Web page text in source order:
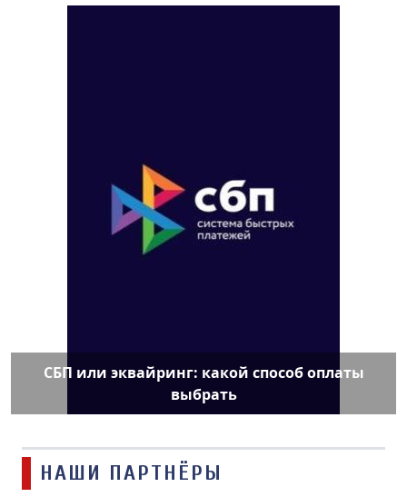
СБП или эквайринг: какой способ оплаты
выбрать
НАШИ ПАРТНЁРЫ